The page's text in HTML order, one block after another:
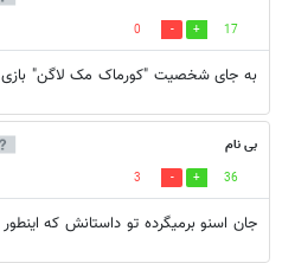
17
0
به جای شخصیت "کورماک مک لاگن" بازی
بی نام
36
3
جان اسنو برميگرده تو داستانش كه